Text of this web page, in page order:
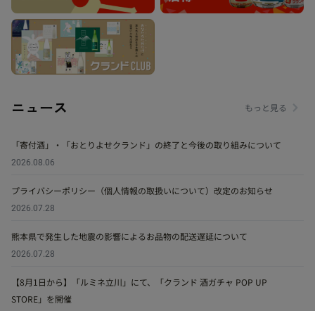
ニュース もっと見る
「寄付酒」・「おとりよせクランド」の終了と今後の取り組みについて
2026.08.06
プライバシーポリシー（個人情報の取扱いについて）改定のお知らせ
2026.07.28
熊本県で発生した地震の影響によるお品物の配送遅延について
2026.07.28
【8月1日から】「ルミネ立川」にて、「クランド 酒ガチャ POP UP
STORE」を開催